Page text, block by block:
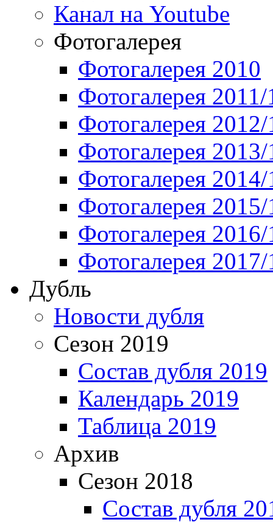
Канал на Youtube
Фотогалерея
Фотогалерея 2010
Фотогалерея 2011/
Фотогалерея
Фотогалерея
Фотогалерея
Фотогалерея
Фотогалерея
Фотогалерея
Дубль
Новости дубля
Сезон 2019
Состав дубля 2019
Календарь 2019
Таблица 2019
Архив
Сезон 2018
Состав дубля